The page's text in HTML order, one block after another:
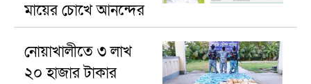
মায়ের চোখে আনন্দের
অশ্রু
নোয়াখালীতে ৩ লাখ
২০ হাজার টাকার